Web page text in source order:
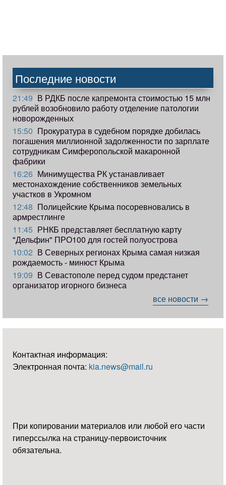
Последние новости
21:49 В РДКБ после капремонта стоимостью 15 млн
рублей возобновило работу отделение патологии
новорожденных
15:50 Прокуратура в судебном порядке добилась
погашения миллионной задолженности по зарплате
сотрудникам Симферопольской макаронной
фабрики
16:26 Минимущества РК устанавливает
местонахождение собственников земельных
участков в Укромном
12:48 Полицейские Крыма посоревновались в
армрестлинге
11:45 РНКБ представляет бесплатную карту
"Дельфин" ПРО100 для гостей полуострова
10:02 В Северных регионах Крыма самая низкая
рождаемость - минюст Крыма
19:09 В Севастополе перед судом предстанет
организатор игорного бизнеса
все новости →
Контактная информация:
Электронная почта: kia.news@mail.ru
При копировании материалов или любой его части
гиперссылка на страницу-первоисточник
обязательна.